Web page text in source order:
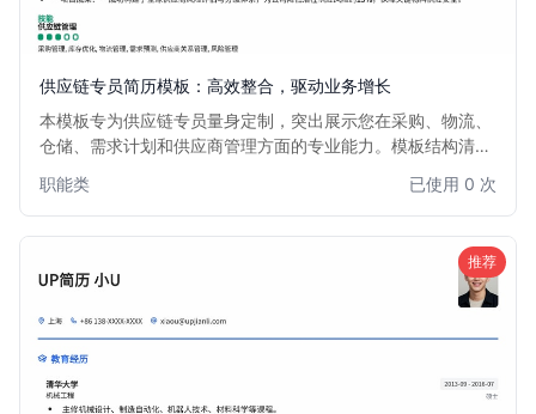
供应链专员简历模板：高效整合，驱动业务增长
本模板专为供应链专员量身定制，突出展示您在采购、物流、
仓储、需求计划和供应商管理方面的专业能力。模板结构清
竞争激烈的供应链领域脱颖而出，获得理想职位。
职能类 已使用 0 次
推荐